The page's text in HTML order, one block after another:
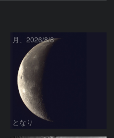
月、2026/8/8
となり